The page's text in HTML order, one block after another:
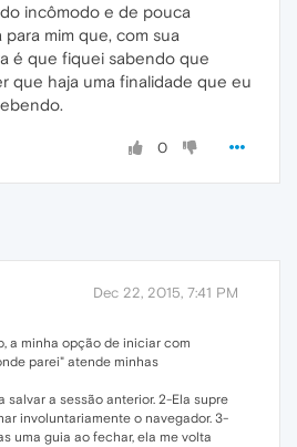
incômodo e de pouca
mim que, com sua
é que fiquei sabendo que
que haja uma finalidade que eu
0
Dec 22, 2015, 7:41 PM
a minha opção de iniciar com
parei" atende minhas
salvar a sessão anterior. 2-Ela supre
involuntariamente o navegador. 3-
uma guia ao fechar, ela me volta